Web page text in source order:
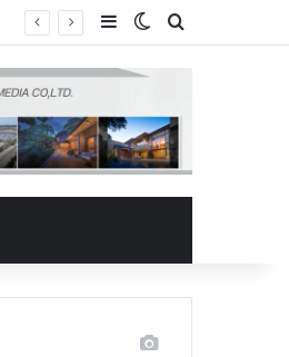
SidebarSwitch skin
Search for